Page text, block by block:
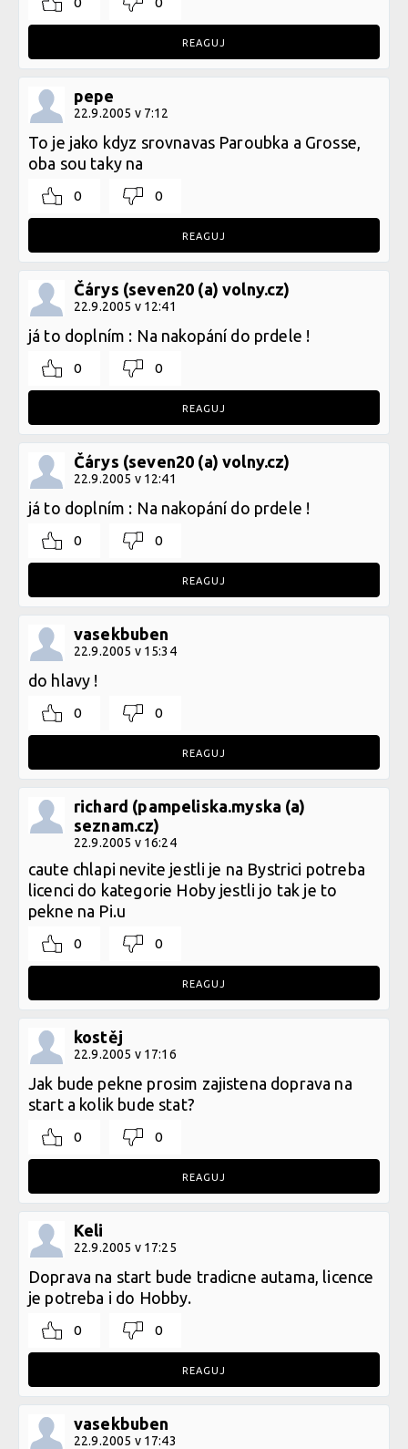
REAGUJ
pepe
22.9.2005 v 7:12
To je jako kdyz srovnavas Paroubka a Grosse,
oba sou taky na
0 0
REAGUJ
Čárys (seven20 (a) volny.cz)
22.9.2005 v 12:41
já to doplním : Na nakopání do prdele !
0 0
REAGUJ
Čárys (seven20 (a) volny.cz)
22.9.2005 v 12:41
já to doplním : Na nakopání do prdele !
0 0
REAGUJ
vasekbuben
22.9.2005 v 15:34
do hlavy !
0 0
REAGUJ
richard (pampeliska.myska (a)
seznam.cz)
22.9.2005 v 16:24
caute chlapi nevite jestli je na Bystrici potreba
licenci do kategorie Hoby jestli jo tak je to
pekne na Pi.u
0 0
REAGUJ
kostěj
22.9.2005 v 17:16
Jak bude pekne prosim zajistena doprava na
start a kolik bude stat?
0 0
REAGUJ
Keli
22.9.2005 v 17:25
Doprava na start bude tradicne autama, licence
je potreba i do Hobby.
0 0
REAGUJ
vasekbuben
22.9.2005 v 17:43